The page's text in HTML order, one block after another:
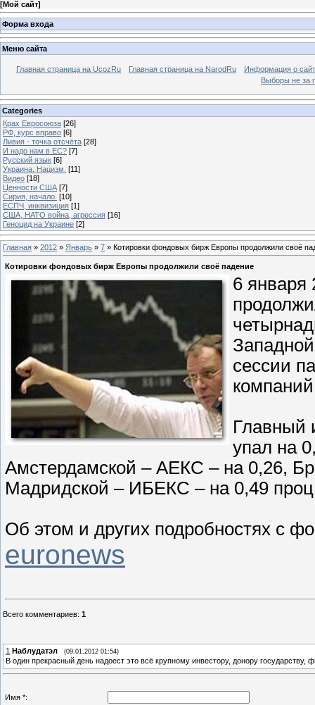
[Мой сайт]
Форма входа
Меню сайта
Главная страница на UcozRu Главная страница на NarodRu
Информация о
Выборы не за
Categories
Крах Евросоюза [26]
РФ, курс вправо [6]
Ливия - точка отсчёта [28]
И надо нам в ЕС? [7]
Русский язык [6]
Украина. Нацизм. [11]
Видео [18]
Ценности США [7]
Сирия, начало. [10]
ЕСПЧ, инквизиция [1]
США, НАТО война, агрессия [16]
Геноцид на Украине [2]
Главная » 2012 » Январь » 7 » Котировки фондовых бирж Европы продолжили своё
Котировки фондовых бирж Европы продолжили своё падение
6 января
сессии
Главный
упал на
Амстердамской – АЕКС – на 0,26,
Мадридской – ИБЕКС – на 0,49
Об этом и других подробностях с
euronews
Всего комментариев: 1
1 Наблудатэл (09.01.2012 01:54)
В один прекрасный день надоест это всё крупному инвестору, донору государству,
Имя *: